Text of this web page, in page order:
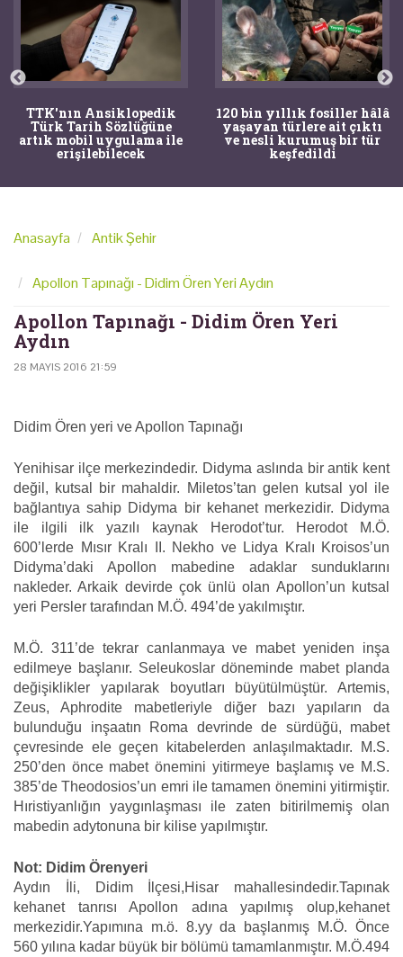
TTK'nın Ansiklopedik
Türk Tarih Sözlüğüne
artık mobil uygulama ile
erişilebilecek
120 bin yıllık fosiller hâlâ
yaşayan türlere ait çıktı
ve nesli kurumuş bir tür
keşfedildi
Anasayfa Antik Şehir
Apollon Tapınağı - Didim Ören Yeri Aydın
Apollon Tapınağı - Didim Ören Yeri
Aydın
28 MAYIS 2016 21:59
Didim Ören yeri ve Apollon Tapınağı
Yenihisar ilçe merkezindedir. Didyma aslında bir antik kent
değil, kutsal bir mahaldir. Miletos’tan gelen kutsal yol ile
bağlantıya sahip Didyma bir kehanet merkezidir. Didyma
ile ilgili ilk yazılı kaynak Herodot’tur. Herodot M.Ö.
600’lerde Mısır Kralı II. Nekho ve Lidya Kralı Kroisos’un
Didyma’daki Apollon mabedine adaklar sunduklarını
nakleder. Arkaik devirde çok ünlü olan Apollon’un kutsal
yeri Persler tarafından M.Ö. 494’de yakılmıştır.
M.Ö. 311’de tekrar canlanmaya ve mabet yeniden inşa
edilmeye başlanır. Seleukoslar döneminde mabet planda
değişiklikler yapılarak boyutları büyütülmüştür. Artemis,
Zeus, Aphrodite mabetleriyle diğer bazı yapıların da
bulunduğu inşaatın Roma devrinde de sürdüğü, mabet
çevresinde ele geçen kitabelerden anlaşılmaktadır. M.S.
250’den önce mabet önemini yitirmeye başlamış ve M.S.
385’de Theodosios’un emri ile tamamen önemini yitirmiştir.
Hıristiyanlığın yaygınlaşması ile zaten bitirilmemiş olan
mabedin adytonuna bir kilise yapılmıştır.
Not: Didim Örenyeri
Aydın İli, Didim İlçesi,Hisar mahallesindedir.Tapınak
kehanet tanrısı Apollon adına yapılmış olup,kehanet
merkezidir.Yapımına m.ö. 8.yy da başlanmış M.Ö. Önce
560 yılına kadar büyük bir bölümü tamamlanmıştır. M.Ö.494